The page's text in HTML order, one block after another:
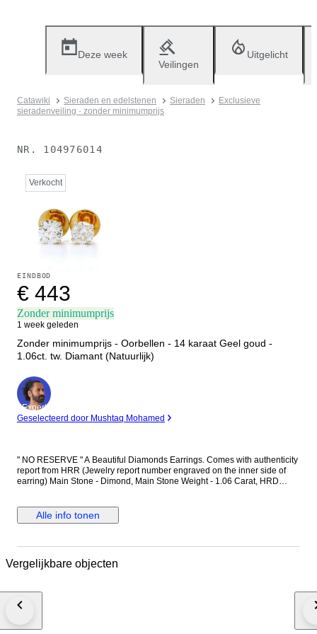
Deze week
Veilingen
Uitgelicht
Catawiki Sieraden en edelstenen Sieraden
Exclusieve
sieradenveiling · zonder minimumprijs
NR. 104976014
Verkocht
EINDBOD
€ 443
Zonder minimumprijs
1 week geleden
Zonder minimumprijs - Oorbellen - 14 karaat Geel goud -
1.06ct. tw. Diamant (Natuurlijk)
Expert
Geselecteerd door Mushtaq Mohamed
" NO RESERVE " A Beautiful Diamonds Earrings. Comes with authenticity
report from HRR (Jewelry report number engraved on the inner side of
earring) Main Stone - Dimond, Main Stone Weight - 1.06 Carat, HRD
Alle info tonen
Vergelijkbare objecten